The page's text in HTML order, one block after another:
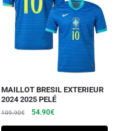
MAILLOT BRESIL EXTERIEUR
2024 2025 PELÉ
109.90€ 54.90€